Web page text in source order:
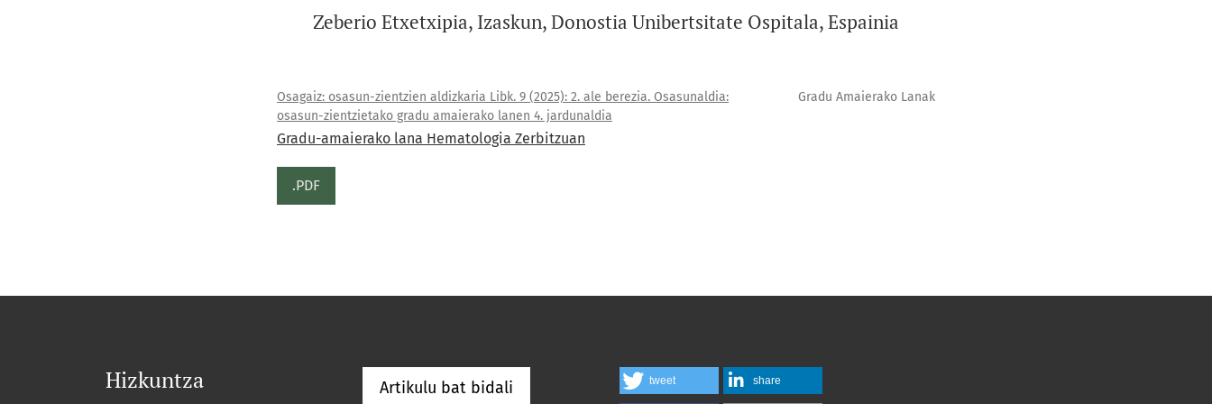
Zeberio Etxetxipia, Izaskun, Donostia Unibertsitate Ospitala, Espainia
Osagaiz: osasun-zientzien aldizkaria Libk. 9 (2025): 2. ale berezia. Osasunaldia:
osasun-zientzietako gradu amaierako lanen 4. jardunaldia
Gradu Amaierako Lanak
Gradu-amaierako lana Hematologia Zerbitzuan
.PDF
Hizkuntza Artikulu bat bidali tweet share